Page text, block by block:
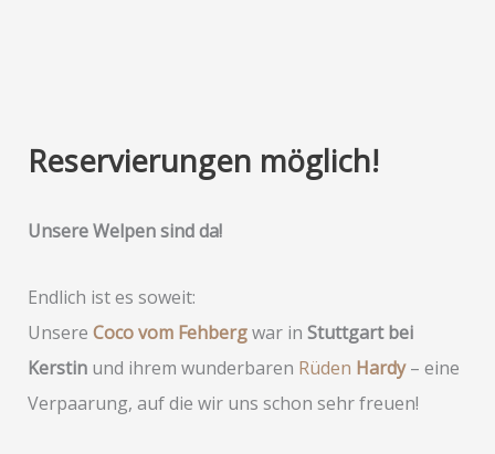
Reservierungen möglich!
Unsere Welpen sind da!
Endlich ist es soweit:
Unsere Coco vom Fehbergwar in Stuttgart bei
Kerstinund ihrem wunderbaren Rüden Hardy– eine
Verpaarung, auf die wir uns schon sehr freuen!